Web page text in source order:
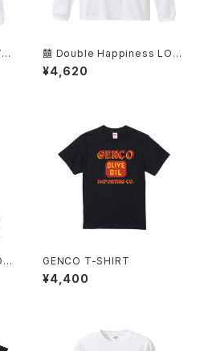
囍 Double Happiness LON
G SLEEVE T-SHIRT
¥4,620
GENCO T-SHIRT
¥4,400